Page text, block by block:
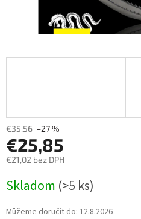
€35,56 –27 %
€25,85
€21,02 bez DPH
cena:
Skladom (>5 ks)
Můžeme doručit do: 12.8.2026